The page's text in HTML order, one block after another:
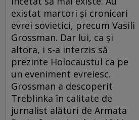
existat martori şi cronicari
evrei sovietici, precum Vasili
Grossman. Dar lui, ca şi
altora, i s-a interzis să
prezinte Holocaustul ca pe
un eveniment evreiesc.
Grossman a descoperit
Treblinka în calitate de
jurnalist alături de Armata